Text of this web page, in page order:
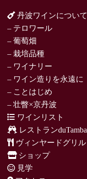
丹波ワインについて
– テロワール
– 葡萄畑
– 栽培品種
– ワイナリー
– ワイン造りを永遠に
– ことはじめ
– 壮瞥×京丹波
ワインリスト
レストランduTamba
ヴィンヤードグリル
ショップ
見学